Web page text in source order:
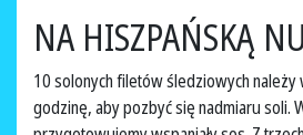
NA HISZPAŃSKĄ
10 solonych filetów śledziowych należy
godzinę, aby pozbyć się nadmiaru soli.